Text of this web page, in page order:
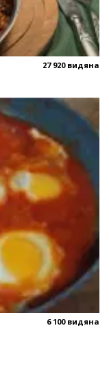
27 920 видяна
6 100 видяна